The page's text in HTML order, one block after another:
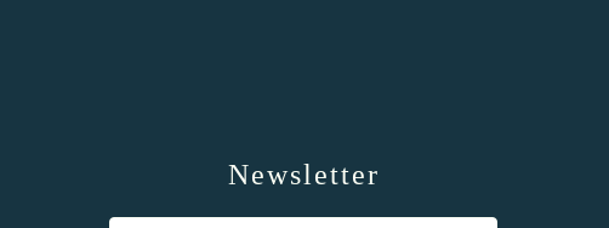
Newsletter